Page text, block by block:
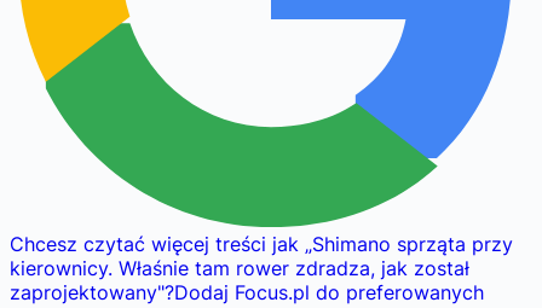
Chcesz czytać więcej treści jak „Shimano sprząta przy
kierownicy. Właśnie tam rower zdradza, jak został
zaprojektowany"?Dodaj Focus.pl do preferowanych